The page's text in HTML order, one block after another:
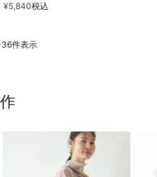
¥5,840税込
36件表示